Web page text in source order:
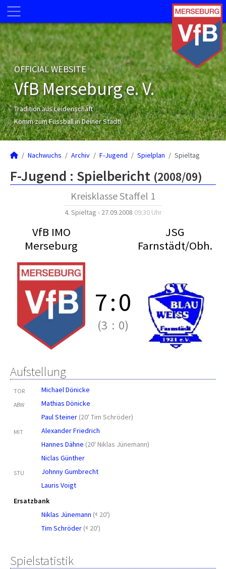
OFFICIAL WEBSITE
VfB Merseburg e. V.
Tradition aus Leidenschaft
Komm zum Fussball in Deiner Stadt!
Nachwuchs Archiv F-Jugend Spielplan Spieltag
F-Jugend : Spielbericht (2008/09)
Kreisklasse Staffel 1
4. Spieltag - 27.09.2008 09:30 Uhr
VfB IMO
Merseburg
JSG
Farnstädt/Obh.
7:0
(3 : 0)
Aufstellung
TOR Michael Dönicke
ABW
Mathias Dönicke
Paul Steiner (20' Tim Schröder)
MIT
Alexander Friedrich
Hannes Dähne (20' Niklas Jünemann)
Niclas Günther
STU
Johnny Gumbrecht
Lauris Voigt
Ersatzbank
Niklas Jünemann ( 20')
Tim Schröder ( 20')
Spielstatistik